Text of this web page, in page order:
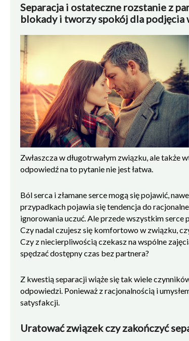
Separacja i ostateczne rozstanie z
blokady i tworzy spokój dla podjęcia
Zwłaszcza w długotrwałym związku, ale także
odpowiedź na to pytanie nie jest łatwa.
Ból serca i złamane serce mogą się pojawić,
przypadkach pojawia się tendencja do
ignorowania uczuć. Ale przede wszystkim serce
Czy nadal czujesz się komfortowo w związku,
Czy z niecierpliwością czekasz na wspólne
spędzać dostępny czas bez partnera?
Z kwestią separacji wiąże się tak wiele
odpowiedzi. Ponieważ z racjonalnością i
satysfakcji.
Uratować związek czy zakończyć